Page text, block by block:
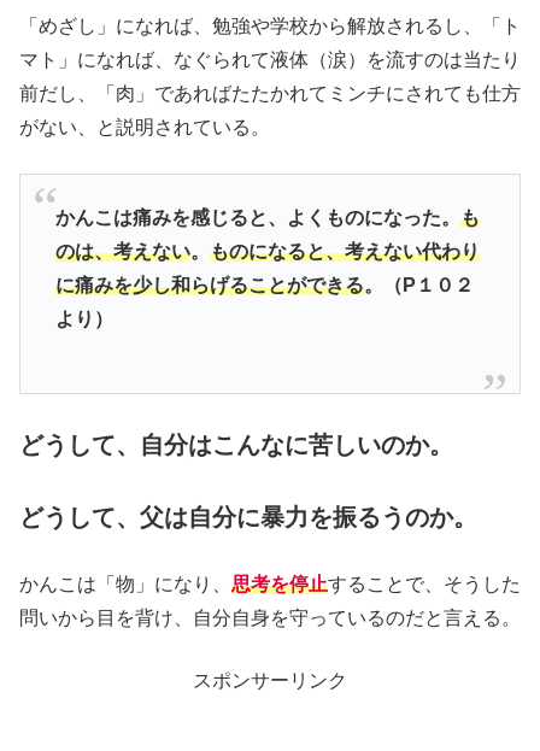
「めざし」になれば、勉強や学校から解放されるし、「ト
マト」になれば、なぐられて液体（涙）を流すのは当たり
前だし、「肉」であればたたかれてミンチにされても仕方
がない、と説明されている。
かんこは痛みを感じると、よくものになった。 も
のは、考えない。 ものになると、考えない代わり
に痛みを少し和らげることができる。（P１０２
より）
どうして、自分はこんなに苦しいのか。
どうして、父は自分に暴力を振るうのか。
かんこは「物」になり、 思考を停止することで、そうした
問いから目を背け、自分自身を守っているのだと言える。
スポンサーリンク